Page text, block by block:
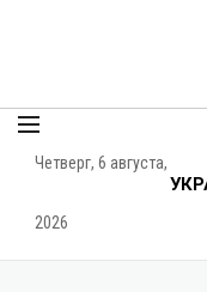
Четверг, 6 августа,
2026